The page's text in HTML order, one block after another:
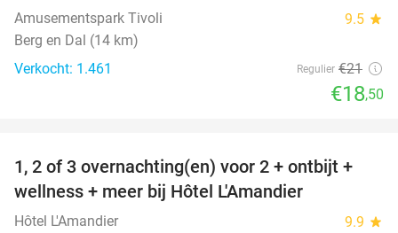
Amusementspark Tivoli 9.5 star
Berg en Dal (14 km)
Verkocht: 1.461
Regulier €21
€18,50
32%
TODAY
1, 2 of 3 overnachting(en) voor 2 + ontbijt +
wellness + meer bij Hôtel L'Amandier
Hôtel L'Amandier 9.9 star